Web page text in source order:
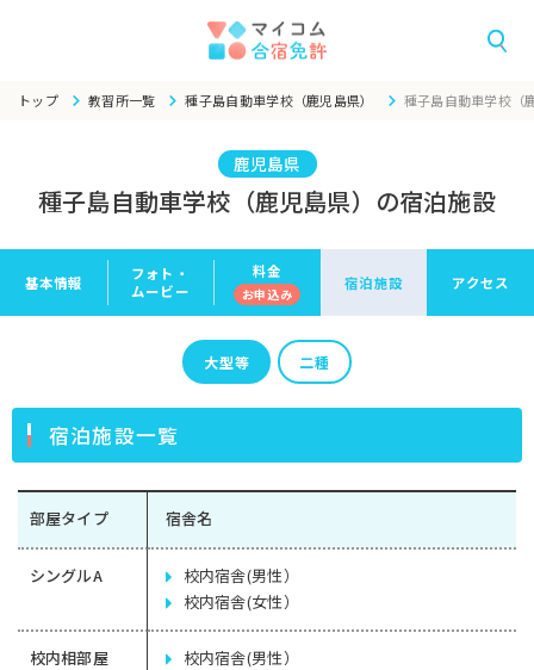
トップ 教習所一覧 種子島自動車学校（鹿児島県） 種子島自動車学校（
鹿児島県
種子島自動車学校（鹿児島県）の宿泊施設
基本情報
フォト・
ムービー
料金
お申込み
宿泊施設 アクセス
大型等 二種
宿泊施設一覧
部屋タイプ 宿舎名
シングルA
校内宿舎(男性）
校内宿舎(女性）
校内相部屋
校内宿舎(男性）